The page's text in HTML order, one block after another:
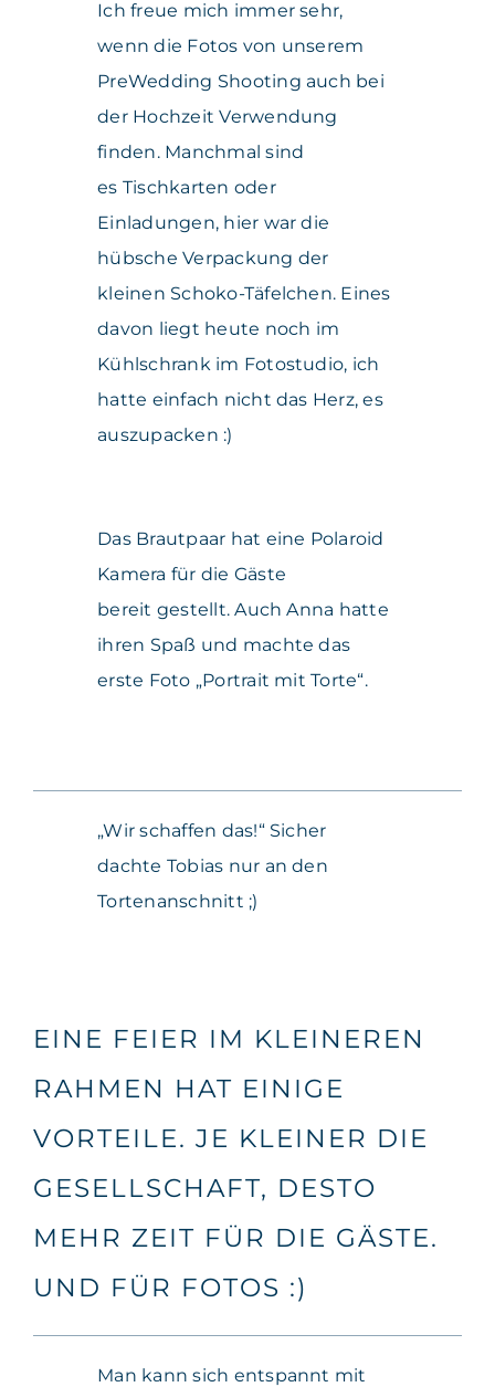
Ich freue mich immer sehr,
wenn die Fotos von unserem
PreWedding Shooting auch bei
der Hochzeit Verwendung
finden. Manchmal sind
es Tischkarten oder
Einladungen, hier war die
hübsche Verpackung der
kleinen Schoko-Täfelchen. Eines
davon liegt heute noch im
Kühlschrank im Fotostudio, ich
hatte einfach nicht das Herz, es
auszupacken :)
Das Brautpaar hat eine Polaroid
Kamera für die Gäste
bereit gestellt. Auch Anna hatte
ihren Spaß und machte das
erste Foto „Portrait mit Torte“.
„Wir schaffen das!“ Sicher
dachte Tobias nur an den
Tortenanschnitt ;)
EINE FEIER IM KLEINEREN
RAHMEN HAT EINIGE
VORTEILE. JE KLEINER DIE
GESELLSCHAFT, DESTO
MEHR ZEIT FÜR DIE GÄSTE.
UND FÜR FOTOS :)
Man kann sich entspannt mit